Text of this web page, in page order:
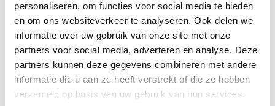
personaliseren, om functies voor social media te bieden
en om ons websiteverkeer te analyseren. Ook delen we
informatie over uw gebruik van onze site met onze
partners voor social media, adverteren en analyse. Deze
partners kunnen deze gegevens combineren met andere
informatie die u aan ze heeft verstrekt of die ze hebben
verzameld op basis van uw gebruik van hun services.
NIEUW! -10%
Stanno Sokophouder
Wit
€8,99Oorspronkelijke
prijs
was:
€8,99.
€8,10 Huidige
prijs
is:
€8,10.
NIEUW! -10%
Stanno Sokophouder
Blauw
€8,99Oorspronkelijke
prijs
was:
€8,99.
€8,10Huidige
prijs
is:
€8,10.